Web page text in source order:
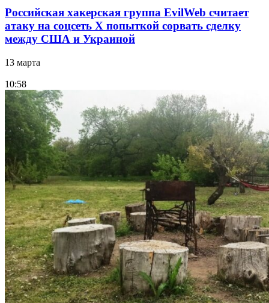
Российская хакерская группа EvilWeb считает
атаку на соцсеть Х попыткой сорвать сделку
между США и Украиной
13 марта
10:58